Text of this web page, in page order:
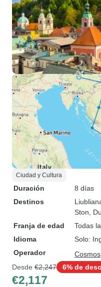
Ciudad y Cultura
Duración
8 días
Destinos
Ston ,
Franja de edad
Todas
Idioma
Solo:
Operador
Cosmos
Desde €2,247 6% de
€2,117